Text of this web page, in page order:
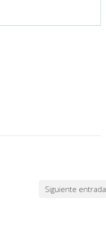
Siguiente entrada